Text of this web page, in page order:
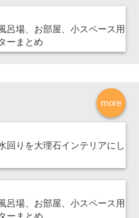
呂場、お部屋、小スペース用
ーまとめ
more
回りを大理石インテリアにし
呂場、お部屋、小スペース用
ーまとめ